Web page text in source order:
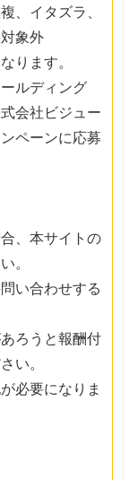
、イタズラ、
象外
ります。
ルディング
会社ビジュー
ペーンに応募
、本サイトの
。
い合わせする
ろうと報酬付
い。
必要になりま